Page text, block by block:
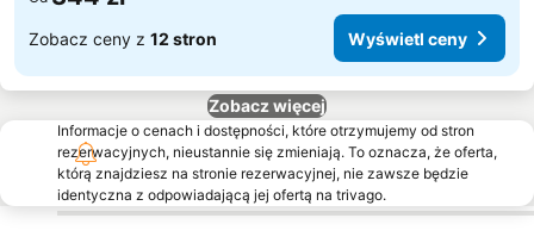
Zobacz ceny z 12 stron Wyświetl ceny
Zobacz więcej
Informacje o cenach i dostępności, które otrzymujemy od stron
rezerwacyjnych, nieustannie się zmieniają. To oznacza, że oferta,
którą znajdziesz na stronie rezerwacyjnej, nie zawsze będzie
identyczna z odpowiadającą jej ofertą na trivago.